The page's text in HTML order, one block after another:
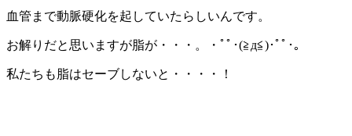
血管まで動脈硬化を起していたらしいんです。
お解りだと思いますが脂が・・・。・ﾟﾟ･(≧д≦)･ﾟﾟ･｡
私たちも脂はセーブしないと・・・・！